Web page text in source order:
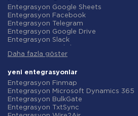
Entegrasyon Google Sheets
Entegrasyon Facebook
Entegrasyon Telegram
Entegrasyon Google Drive
Entegrasyon Slack
Entegrasyon Gmail
Entegrasyon ClickUp
Entegrasyon Airtable
Entegrasyon Google Contacts
Entegrasyon OpenAI (ChatGPT)
Entegrasyon Instagram
Entegrasyon ActiveCampaign
Daha fazla göster
yeni entegrasyonlar
Entegrasyon Finmap
Entegrasyon Microsoft Dynamics 365
Entegrasyon BulkGate
Entegrasyon TxtSync